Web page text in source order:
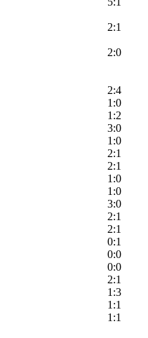
2:1
2:0
2:4
1:0
1:2
3:0
1:0
2:1
2:1
1:0
1:0
3:0
2:1
2:1
0:1
0:0
0:0
2:1
1:3
1:1
1:1